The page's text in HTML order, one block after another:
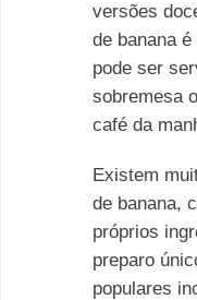
versões
de banana
pode ser
sobremesa
café da
Existem
de banana,
próprios
preparo
populares